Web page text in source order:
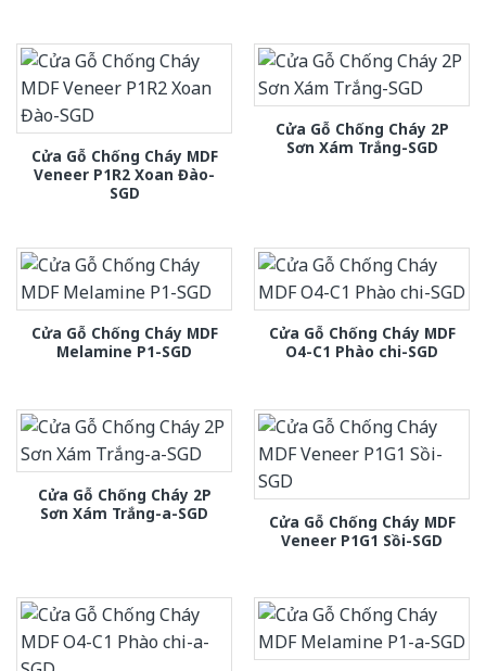
Cửa Gỗ Chống Cháy MDF
Veneer P1R2 Xoan Đào-
SGD
Cửa Gỗ Chống Cháy 2P
Sơn Xám Trắng-SGD
Cửa Gỗ Chống Cháy MDF
Melamine P1-SGD
Cửa Gỗ Chống Cháy MDF
O4-C1 Phào chi-SGD
Cửa Gỗ Chống Cháy 2P
Sơn Xám Trắng-a-SGD
Cửa Gỗ Chống Cháy MDF
Veneer P1G1 Sồi-SGD